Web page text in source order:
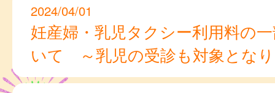
2024/04/01
妊産婦・乳児タクシー利用料の
いて ～乳児の受診も対象とな